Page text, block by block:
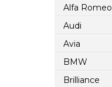
Alfa Romeo
Audi
Avia
BMW
Brilliance